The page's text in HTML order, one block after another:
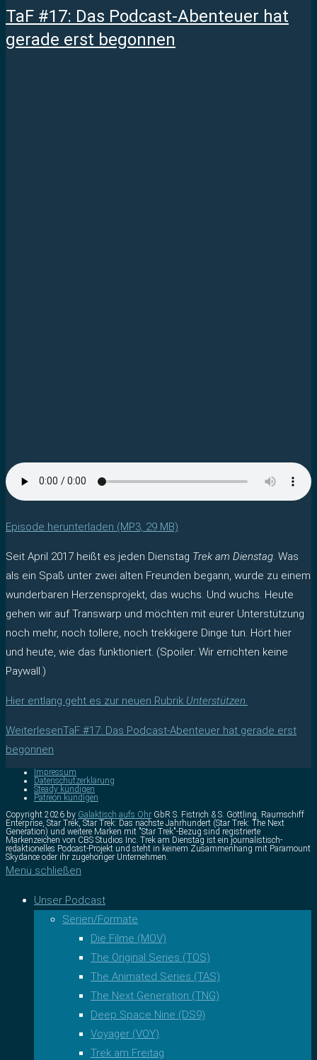
TaF #17: Das Podcast-Abenteuer hat
gerade erst begonnen
Episode herunterladen (MP3, 29 MB)
Seit April 2017 heißt es jeden Dienstag Trek am Dienstag. Was
als ein Spaß unter zwei alten Freunden begann, wurde zu einem
wunderbaren Herzensprojekt, das wuchs. Und wuchs. Heute
gehen wir auf Transwarp und möchten mit eurer Unterstützung
noch mehr, noch tollere, noch trekkigere Dinge tun. Hört hier
und heute, wie das funktioniert. (Spoiler: Wir errichten keine
Paywall.)
Hier entlang geht es zur neuen Rubrik Unterstützen.
WeiterlesenTaF #17: Das Podcast-Abenteuer hat gerade erst
begonnen
Impressum
Datenschutzerklärung
Steady kündigen
Patreon kündigen
Copyright 2026 by Galaktisch aufs Ohr GbR S. Fistrich & S. Göttling. Raumschiff
Enterprise, Star Trek, Star Trek: Das nächste Jahrhundert (Star Trek: The Next
Generation) und weitere Marken mit "Star Trek"-Bezug sind registrierte
Markenzeichen von CBS Studios Inc. Trek am Dienstag ist ein journalistisch-
redaktionelles Podcast-Projekt und steht in keinem Zusammenhang mit Paramount
Skydance oder ihr zugehöriger Unternehmen.
Menü schließen
Unser Podcast
Serien/Formate
Die Filme (MOV)
The Original Series (TOS)
The Animated Series (TAS)
The Next Generation (TNG)
Deep Space Nine (DS9)
Voyager (VOY)
Trek am Freitag